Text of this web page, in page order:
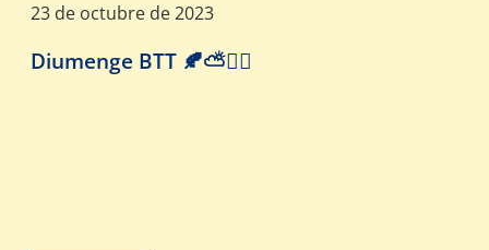
23 de octubre de 2023
Diumenge BTT 🍂⛅️🚵‍♂️